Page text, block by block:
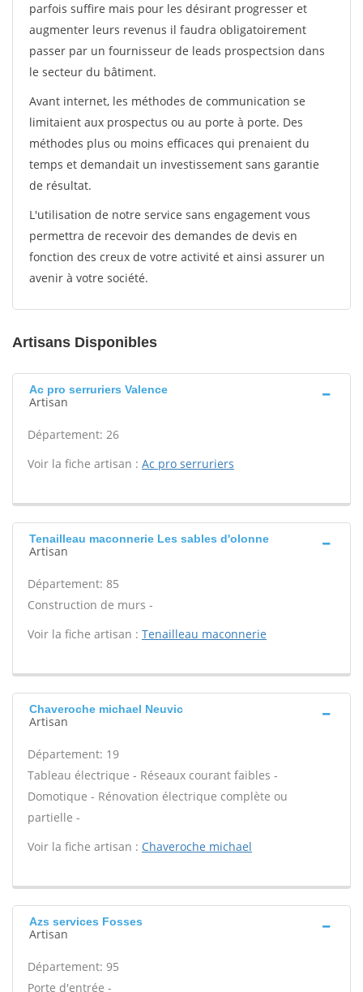
parfois suffire mais pour les désirant progresser et
augmenter leurs revenus il faudra obligatoirement
passer par un fournisseur de leads prospectsion dans
le secteur du bâtiment.
Avant internet, les méthodes de communication se
limitaient aux prospectus ou au porte à porte. Des
méthodes plus ou moins efficaces qui prenaient du
temps et demandait un investissement sans garantie
de résultat.
L'utilisation de notre service sans engagement vous
permettra de recevoir des demandes de devis en
fonction des creux de votre activité et ainsi assurer un
avenir à votre société.
Artisans Disponibles
Ac pro serruriers Valence
Artisan
Département: 26
Voir la fiche artisan : Ac pro serruriers
Tenailleau maconnerie Les sables d'olonne
Artisan
Département: 85
Construction de murs -
Voir la fiche artisan : Tenailleau maconnerie
Chaveroche michael Neuvic
Artisan
Département: 19
Tableau électrique - Réseaux courant faibles -
Domotique - Rénovation électrique complète ou
partielle -
Voir la fiche artisan : Chaveroche michael
Azs services Fosses
Artisan
Département: 95
Porte d'entrée -